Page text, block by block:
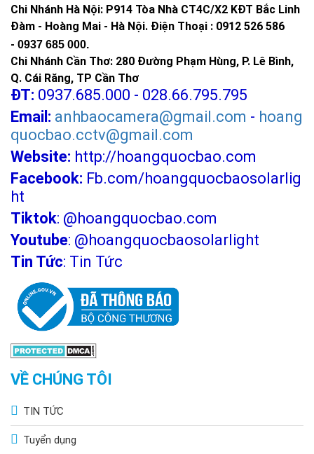
Chi Nhánh Hà Nội: P914 Tòa Nhà CT4C/X2 KĐT Bắc Linh
Đàm - Hoàng Mai - Hà Nội. Điện Thoại : 0912 526 586
- 0937 685 000.
Chi Nhánh Cần Thơ: 280 Đường Phạm Hùng, P. Lê Bình,
Q. Cái Răng, TP Cần Thơ
ĐT: 0937.685.000 - 028.66.795.795
Email: anhbaocamera@gmail.com - hoang
quocbao.cctv@gmail.com
Website: http://hoangquocbao.com
Facebook: Fb.com/hoangquocbaosolarlig
ht
Tiktok: @hoangquocbao.com
Youtube: @hoangquocbaosolarlight
Tin Tức: Tin Tức
VỀ CHÚNG TÔI
TIN TỨC
Tuyển dụng